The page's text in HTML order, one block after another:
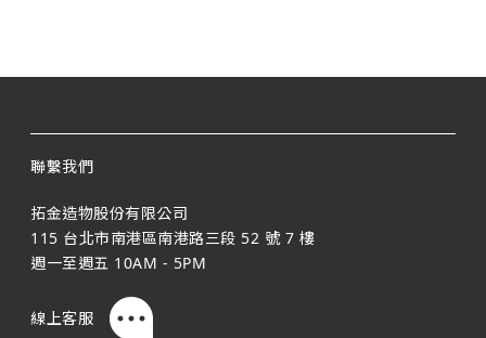
聯繫我們
拓金造物股份有限公司
115 台北市南港區南港路三段 52 號 7 樓
週一至週五 10AM - 5PM
線上客服